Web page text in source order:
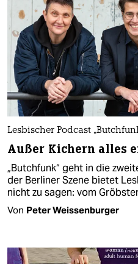
Lesbischer Podcast
Außer Kichern alles
„Butchfunk“ geht in die
der Berliner Szene bietet
nicht zu sagen: vom
Von Peter Weissenburger